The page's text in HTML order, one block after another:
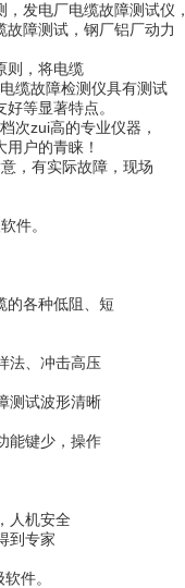
发电厂电缆故障测试仪，
障测试，钢厂铝厂动力
则，将电缆
缆故障检测仪具有测试
等显著特点。
次zui高的专业仪器，
户的青睐！
，有实际故障，现场
件。
的各种低阻、短
法、冲击高压
测试波形清晰
能键少，操作
人机安全
到专家
件。